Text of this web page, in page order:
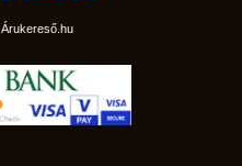
Árukereső.hu